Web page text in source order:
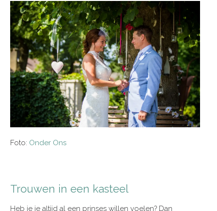
Foto: Onder Ons
Trouwen in een kasteel
Heb je je altijd al een prinses willen voelen? Dan